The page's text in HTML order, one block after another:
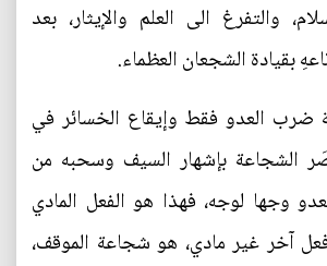
والتفرغ الى العلم والإيثار، بعد
بقيادة الشجعان العظماء.
ضرب العدو فقط وإيقاع الخسائر في
الشجاعة بإشهار السيف وسحبه من
وجها لوجه، فهذا هو الفعل المادي
آخر غير مادي، هو شجاعة الموقف،